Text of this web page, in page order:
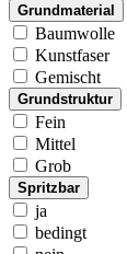
Grundmaterial
Baumwolle
Kunstfaser
Gemischt
Grundstruktur
Fein
Mittel
Grob
Spritzbar
ja
bedingt